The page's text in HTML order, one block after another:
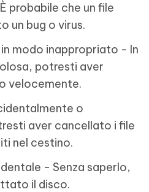
probabile che un file
un bug o virus.
in modo inappropriato - In
potresti aver
velocemente.
o
aver cancellato i file
nel cestino.
- Senza saperlo,
il disco.